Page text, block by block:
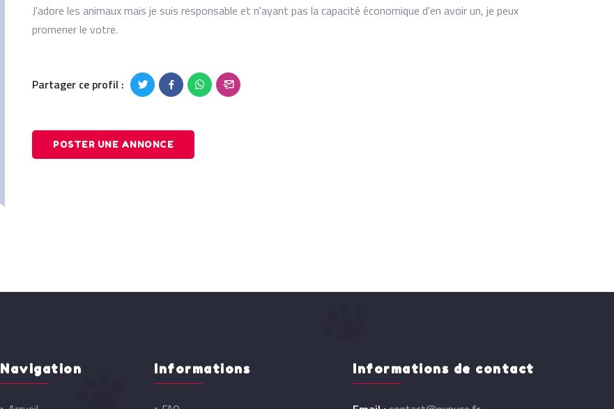
J'adore les animaux mais je suis responsable et n'ayant pas la capacité économique d'en avoir un, je peux
promener le votre.
Partager ce profil :
POSTER UNE ANNONCE
Navigation Informations Informations de contact